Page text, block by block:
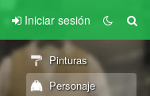
Iniciar sesión
Pinturas
Personaje